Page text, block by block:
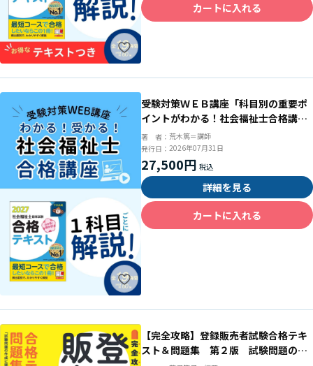
カートに入れる
受験対策ＷＥＢ講座「科目別の重要ポ
イントがわかる！社会福祉士合格講座
２０２７」（全セット）
著 者： 荒木篤＝講師
発行日： 2026年07月31日
27,500円
詳細を見る
カートに入れる
【完全攻略】登録販売者試験合格テキ
スト＆問題集 第２版 試験問題の作